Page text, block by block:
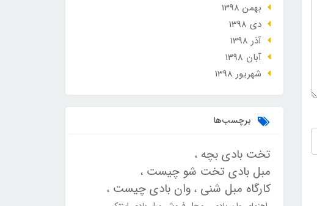
بهمن 1398
دی 1398
آذر 1398
آبان 1398
شهریور 1398
برچسب‌ها
تخت بادی بچه
مبل بادی تخت شو چیست
کارگاه مبل شنی وان بادی چیست